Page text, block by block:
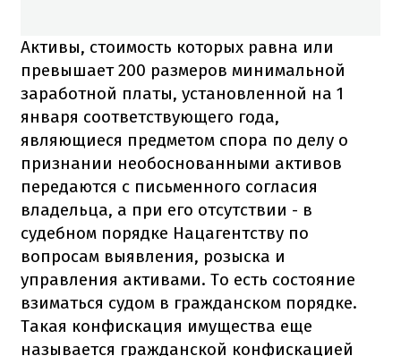
Активы, стоимость которых равна или
превышает 200 размеров минимальной
заработной платы, установленной на 1
января соответствующего года,
являющиеся предметом спора по делу о
признании необоснованными активов
передаются с письменного согласия
владельца, а при его отсутствии - в
судебном порядке Нацагентству по
вопросам выявления, розыска и
управления активами. То есть состояние
взиматься судом в гражданском порядке.
Такая конфискация имущества еще
называется гражданской конфискацией